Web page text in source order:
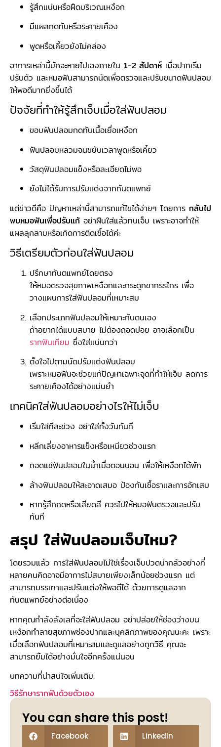
รู้สึกแน่นหรือฝืดบริเวณเหงือก
มีแผลกดทับหรือระคายเคือง
พูดหรือเคี้ยวยังไม่คล่อง
อาการเหล่านี้มักจะหายไปเองภายใน 1-2 สัปดาห์ เมื่อปากเริ่ม
ปรับตัว และหมอฟันสามารถนัดเพื่อตรวจและปรับขนาดฟันปลอม
ให้พอดีมากยิ่งขึ้นได้
ปัจจัยที่ทำให้รู้สึกเจ็บเมื่อใส่ฟันปลอม
ขอบฟันปลอมกดทับเนื้อเยื่อเหงือก
ฟันปลอมหลวมจนขยับเวลาพูดหรือเคี้ยว
วัสดุฟันปลอมแข็งหรือละเอียดไม่พอ
ยังไม่ได้รับการปรับแต่งจากทันตแพทย์
แต่ข่าวดีคือ ปัญหาเหล่านี้สามารถแก้ไขได้ง่ายๆ โดยการ กลับไป
พบหมอฟันเพื่อปรับแก้ อย่าฝืนใส่แล้วทนเจ็บ เพราะอาจทำให้
แผลลุกลามหรือเกิดการติดเชื้อได้ค่ะ
วิธีเตรียมตัวก่อนใส่ฟันปลอม
ปรึกษาทันตแพทย์โดยตรง
ให้หมอตรวจสุขภาพเหงือกและกระดูกขากรรไกร เพื่อ
วางแผนการใส่ฟันปลอมที่เหมาะสม
เลือกประเภทฟันปลอมให้เหมาะกับตนเอง
ถ้าอยากได้แบบสบาย ไม่ต้องถอดบ่อย อาจเลือกเป็น
รากฟันเทียม ซึ่งใส่แน่นกว่า
ตั้งใจไปตามนัดปรับแต่งฟันปลอม
เพราะหมอฟันจะช่วยแก้ปัญหาเฉพาะจุดที่ทำให้เจ็บ ลดการ
ระคายเคืองได้อย่างแม่นยำ
เทคนิคใส่ฟันปลอมอย่างไรให้ไม่เจ็บ
เริ่มใส่ทีละช่วง อย่าใส่ทั้งวันทันที
หลีกเลี่ยงอาหารแข็งหรือเหนียวช่วงแรก
ถอดแช่ฟันปลอมในน้ำเมื่อตอนนอน เพื่อให้เหงือกได้พัก
ล้างฟันปลอมให้สะอาดเสมอ ป้องกันเชื้อราและการอักเสบ
หากรู้สึกกดหรือเสียดสี ควรไปให้หมอฟันตรวจและปรับ
ทันที
สรุป ใส่ฟันปลอมเจ็บไหม?
โดยรวมแล้ว การใส่ฟันปลอมไม่ใช่เรื่องเจ็บปวดน่ากลัวอย่างที่
หลายคนคิดอาจมีอาการไม่สบายเพียงเล็กน้อยช่วงแรก แต่
สามารถบรรเทาและปรับแต่งให้พอดีได้ ด้วยการดูแลจาก
ทันตแพทย์อย่างต่อเนื่อง
หากคุณกำลังลังเลที่จะใส่ฟันปลอม อย่าปล่อยให้ช่องว่างบน
เหงือกทำลายสุขภาพช่องปากและบุคลิกภาพของคุณนะคะ เพราะ
เมื่อเลือกฟันปลอมที่เหมาะสมและดูแลอย่างถูกวิธี คุณจะ
สามารถยิ้มได้อย่างมั่นใจอีกครั้งแน่นอน
บทความที่น่าสนใจเพิ่มเติม:
วิธีรักษารากฟันด้วยตัวเอง
You can share this post!
Facebook LinkedIn